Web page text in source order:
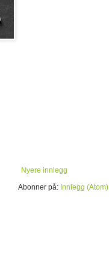
Nyere innlegg
Abonner på: Innlegg (Atom)